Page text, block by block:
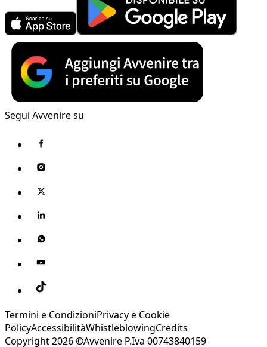
Segui Avvenire su
Termini e CondizioniPrivacy e Cookie
PolicyAccessibilitàWhistleblowingCredits
Copyright 2026 ©Avvenire P.Iva 00743840159